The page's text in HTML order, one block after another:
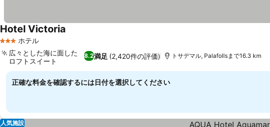
3 ホテルのランク
ホテル
Hotel Victoria
8.2満足 (2,420件の評価)
広々とした海に面した
ロフトスイート
トサデマル, Palafollsまで16.3 km
正確な料金を確認するには日付を選択してください
人気施設